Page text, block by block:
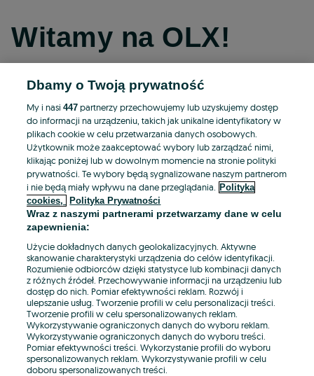
Witamy na OLX!
Kontynuuj przez Facebooka
Kontynuuj przez konto Apple
Kontynuuj przez konto Google
LUB
E-mail
Hasło
Dbamy o Twoją prywatność
My i nasi447 partnerzy przechowujemy lub uzyskujemy dostęp
do informacji na urządzeniu, takich jak unikalne identyfikatory w
plikach cookie w celu przetwarzania danych osobowych.
Użytkownik może zaakceptować wybory lub zarządzać nimi,
klikając poniżej lub w dowolnym momencie na stronie polityki
prywatności. Te wybory będą sygnalizowane naszym partnerom
i nie będą miały wpływu na dane przeglądania.
Polityka
cookies,
Polityka Prywatności
Wraz z naszymi partnerami przetwarzamy dane w celu
zapewnienia:
Użycie dokładnych danych geolokalizacyjnych. Aktywne
skanowanie charakterystyki urządzenia do celów identyfikacji.
Rozumienie odbiorców dzięki statystyce lub kombinacji danych
z różnych źródeł. Przechowywanie informacji na urządzeniu lub
dostęp do nich. Pomiar efektywności reklam. Rozwój i
ulepszanie usług. Tworzenie profili w celu personalizacji treści.
Tworzenie profili w celu spersonalizowanych reklam.
Wykorzystywanie ograniczonych danych do wyboru reklam.
Wykorzystywanie ograniczonych danych do wyboru treści.
Pomiar efektywności treści. Wykorzystanie profili do wyboru
spersonalizowanych reklam. Wykorzystywanie profili w celu
doboru spersonalizowanych treści.